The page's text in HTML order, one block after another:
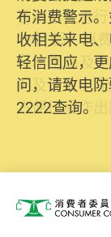
布消费警示
收相关来电
轻信回应，
问，请致电
2222查询。
系统已经进
10日起，消
名、电邮及
询及建议。
方便日后作出
消费者委员会